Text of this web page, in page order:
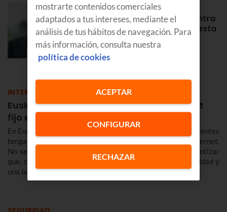
Álex Rayón, experto en
innovación: “La tecnología entra
antes donde equivocarse cuesta
poco”
EMPRESAS
INTERNET
Euskaltel, la mejor experiencia de internet
fijo en Euskadi y Navarra en 2026
En Euskaltel tenemos una prioridad clara: que nuestros clientes
tengan la mejor experiencia a la hora de conectarse a Internet.
No se trata solo de vender megas sin más, sino de garantizar
que, cuando te conectas, la red responda con una estabilidad y
una latencia envidiables.
mostrarte contenidos comerciales
adaptados a tus intereses, mediante el
análisis de tus hábitos de navegación. Para
más información, consulta nuestra
política de cookies
CONFIGURAR
RECHAZAR
ACEPTAR